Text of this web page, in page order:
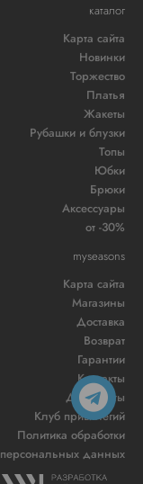
каталог
Карта сайта
Новинки
Торжество
Платья
Жакеты
Рубашки и блузки
Топы
Юбки
Брюки
Аксессуары
от -30%
myseasons
Карта сайта
Магазины
Доставка
Возврат
Гарантии
Контакты
Документы
Клуб привилегий
Политика обработки
персональных данных